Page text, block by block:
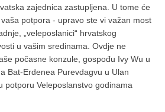
zajednica zastupljena. U tome će
potpora - upravo ste vi važan most
„veleposlanici“ hrvatskog
u vašim sredinama. Ovdje ne
počasne konzule, gospođu Ivy Wu u
Bat-Erdenea Purevdagvu u Ulan
potporu Veleposlanstvo godinama